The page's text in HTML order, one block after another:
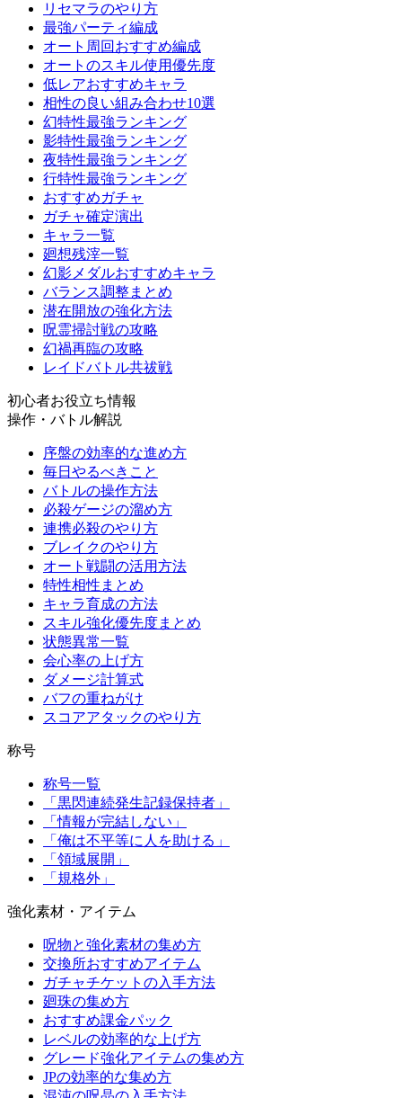
リセマラのやり方
最強パーティ編成
オート周回おすすめ編成
オートのスキル使用優先度
低レアおすすめキャラ
相性の良い組み合わせ10選
幻特性最強ランキング
影特性最強ランキング
夜特性最強ランキング
行特性最強ランキング
おすすめガチャ
ガチャ確定演出
キャラ一覧
廻想残滓一覧
幻影メダルおすすめキャラ
バランス調整まとめ
潜在開放の強化方法
呪霊掃討戦の攻略
幻禍再臨の攻略
レイドバトル共祓戦
初心者お役立ち情報
操作・バトル解説
序盤の効率的な進め方
毎日やるべきこと
バトルの操作方法
必殺ゲージの溜め方
連携必殺のやり方
ブレイクのやり方
オート戦闘の活用方法
特性相性まとめ
キャラ育成の方法
スキル強化優先度まとめ
状態異常一覧
会心率の上げ方
ダメージ計算式
バフの重ねがけ
スコアアタックのやり方
称号
称号一覧
「黒閃連続発生記録保持者」
「情報が完結しない」
「俺は不平等に人を助ける」
「領域展開」
「規格外」
強化素材・アイテム
呪物と強化素材の集め方
交換所おすすめアイテム
ガチャチケットの入手方法
廻珠の集め方
おすすめ課金パック
レベルの効率的な上げ方
グレード強化アイテムの集め方
JPの効率的な集め方